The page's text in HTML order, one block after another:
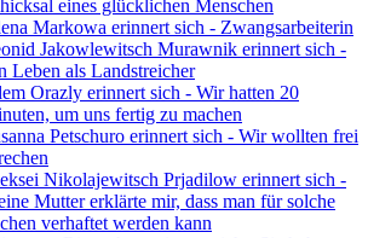
eines glücklichen Menschen
Markowa erinnert sich - Zwangsarbeiterin
Jakowlewitsch Murawnik erinnert sich -
Leben als Landstreicher
Orazly erinnert sich - Wir hatten 20
um uns fertig zu machen
Petschuro erinnert sich - Wir wollten frei
Nikolajewitsch Prjadilow erinnert sich -
Mutter erklärte mir, dass man für solche
verhaftet werden kann